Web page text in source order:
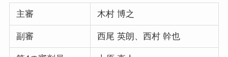
主審 木村 博之
副審 西尾 英朗、西村 幹也